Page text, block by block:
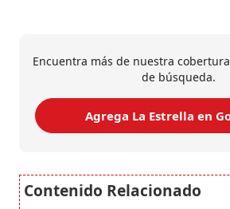
Encuentra más de nuestra
de búsqueda.
Agrega La Estrella en